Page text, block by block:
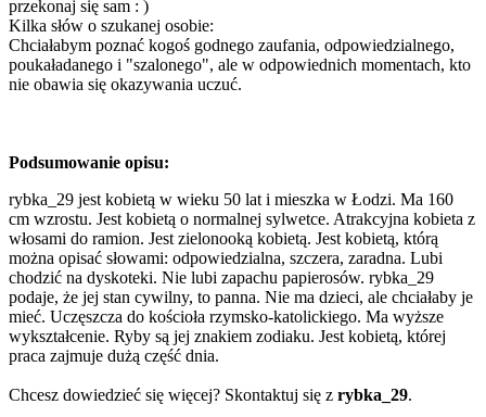
przekonaj się sam : )
Kilka słów o szukanej osobie:
Chciałabym poznać kogoś godnego zaufania, odpowiedzialnego,
poukaładanego i "szalonego", ale w odpowiednich momentach, kto
nie obawia się okazywania uczuć.
Podsumowanie opisu:
rybka_29 jest kobietą w wieku 50 lat i mieszka w Łodzi. Ma 160
cm wzrostu. Jest kobietą o normalnej sylwetce. Atrakcyjna kobieta z
włosami do ramion. Jest zielonooką kobietą. Jest kobietą, którą
można opisać słowami: odpowiedzialna, szczera, zaradna. Lubi
chodzić na dyskoteki. Nie lubi zapachu papierosów. rybka_29
podaje, że jej stan cywilny, to panna. Nie ma dzieci, ale chciałaby je
mieć. Uczęszcza do kościoła rzymsko-katolickiego. Ma wyższe
wykształcenie. Ryby są jej znakiem zodiaku. Jest kobietą, której
praca zajmuje dużą część dnia.
Chcesz dowiedzieć się więcej? Skontaktuj się z rybka_29.